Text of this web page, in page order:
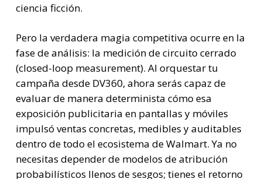
ciencia ficción.
Pero la verdadera magia competitiva ocurre en la
fase de análisis: la medición de circuito cerrado
(closed-loop measurement). Al orquestar tu
campaña desde DV360, ahora serás capaz de
evaluar de manera determinista cómo esa
exposición publicitaria en pantallas y móviles
impulsó ventas concretas, medibles y auditables
dentro de todo el ecosistema de Walmart. Ya no
necesitas depender de modelos de atribución
probabilísticos llenos de sesgos; tienes el retorno